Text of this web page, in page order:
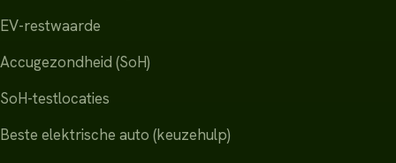
EV-restwaarde
Accugezondheid (SoH)
SoH-testlocaties
Beste elektrische auto (keuzehulp)